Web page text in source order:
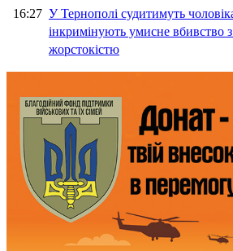
16:27 У Тернополі судитимуть
інкримінують умисне вбивство
жорстокістю